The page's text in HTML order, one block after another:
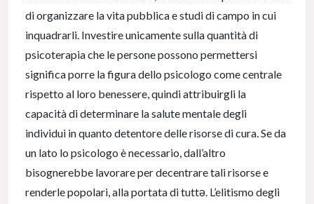
di organizzare la vita pubblica e studi di campo in cui
inquadrarli. Investire unicamente sulla quantità di
psicoterapia che le persone possono permettersi
significa porre la figura dello psicologo come centrale
rispetto al loro benessere, quindi attribuirgli la
capacità di determinare la salute mentale degli
individui in quanto detentore delle risorse di cura. Se da
un lato lo psicologo è necessario, dall’altro
bisognerebbe lavorare per decentrare tali risorse e
renderle popolari, alla portata di tuttə. L’elitismo degli